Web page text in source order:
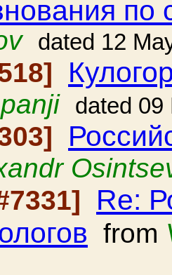
по
dated 12
dated 09
Re:
from